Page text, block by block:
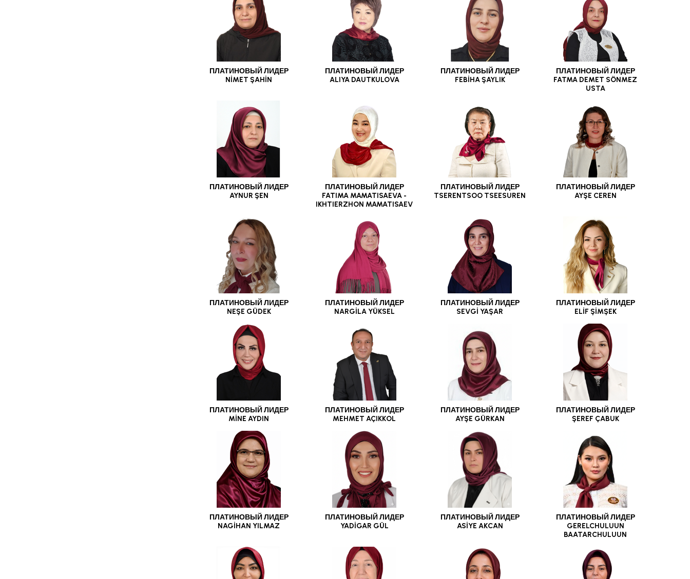
ПЛАТИНОВЫЙ ЛИДЕР
NİMET ŞAHİN
ПЛАТИНОВЫЙ ЛИДЕР
ALIYA DAUTKULOVA
ПЛАТИНОВЫЙ ЛИДЕР
FEBİHA ŞAYLIK
ПЛАТИНОВЫЙ ЛИДЕР
FATMA DEMET SÖNMEZ
USTA
ПЛАТИНОВЫЙ ЛИДЕР
AYNUR ŞEN
ПЛАТИНОВЫЙ ЛИДЕР
FATIMA MAMATISAEVA -
IKHTIERZHON MAMATISAEV
ПЛАТИНОВЫЙ ЛИДЕР
TSERENTSOO TSEESUREN
ПЛАТИНОВЫЙ ЛИДЕР
AYŞE CEREN
ПЛАТИНОВЫЙ ЛИДЕР
NEŞE GÜDEK
ПЛАТИНОВЫЙ ЛИДЕР
NARGİLA YÜKSEL
ПЛАТИНОВЫЙ ЛИДЕР
SEVGİ YAŞAR
ПЛАТИНОВЫЙ ЛИДЕР
ELİF ŞİMŞEK
ПЛАТИНОВЫЙ ЛИДЕР
MİNE AYDIN
ПЛАТИНОВЫЙ ЛИДЕР
MEHMET AÇIKKOL
ПЛАТИНОВЫЙ ЛИДЕР
AYŞE GÜRKAN
ПЛАТИНОВЫЙ ЛИДЕР
ŞEREF ÇABUK
ПЛАТИНОВЫЙ ЛИДЕР
NAGİHAN YILMAZ
ПЛАТИНОВЫЙ ЛИДЕР
YADİGAR GÜL
ПЛАТИНОВЫЙ ЛИДЕР
ASİYE AKCAN
ПЛАТИНОВЫЙ ЛИДЕР
GERELCHULUUN
BAATARCHULUUN